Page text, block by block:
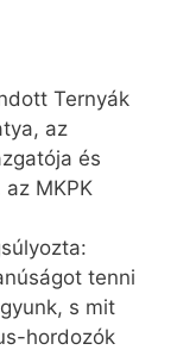
Ternyák
az
és
MKPK
tenni
s mit
hordozók